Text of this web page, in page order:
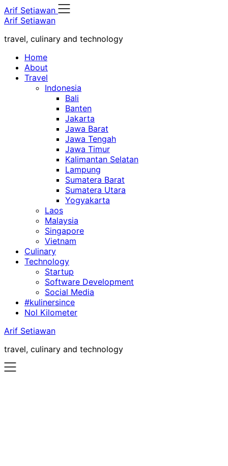
Skip
to
Arif Setiawan
Arif Setiawan
travel, culinary and technology
Home
About
Travel
Indonesia
Bali
Banten
Jakarta
Jawa Barat
Jawa Tengah
Jawa Timur
Kalimantan Selatan
Lampung
Sumatera Barat
Sumatera Utara
Yogyakarta
Laos
Malaysia
Singapore
Vietnam
Culinary
Technology
Startup
Software Development
Social Media
#kulinersince
Nol Kilometer
Arif Setiawan
travel, culinary and technology